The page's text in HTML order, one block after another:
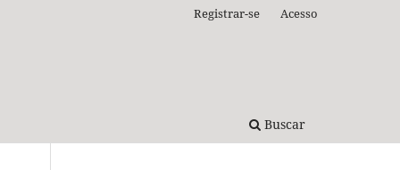
Buscar
Registrar-se Acesso